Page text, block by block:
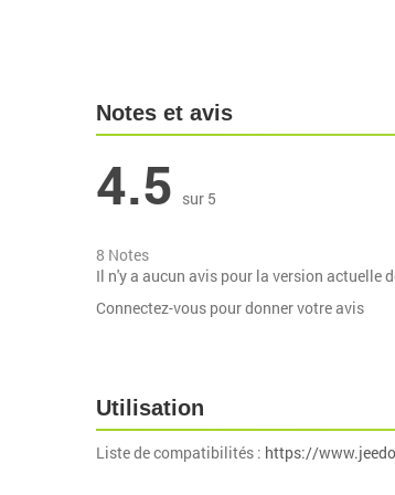
Notes et avis
4.5 sur 5
8 Notes
Il n'y a aucun avis pour la version actuelle
Connectez-vous pour donner votre avis
Utilisation
Liste de compatibilités : https://